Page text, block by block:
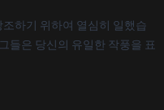
하기 위하여 열심히 일했습
들은 당신의 유일한 작풍을 표